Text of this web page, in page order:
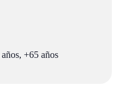
+65 años